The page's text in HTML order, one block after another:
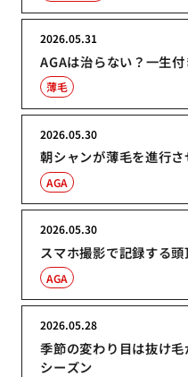
AGAは治らない？一生
2026.05.31
薄毛
朝シャンが薄毛を進行
2026.05.30
AGA
スマホ撮影で記録する
2026.05.30
AGA
季節の変わり目は抜け
シーズン
2026.05.28